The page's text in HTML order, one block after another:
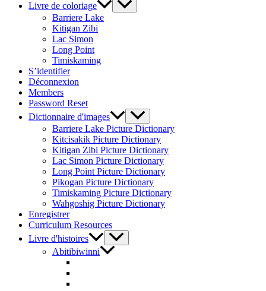
Livre de coloriage
Barriere Lake
Kitigan Zibi
Lac Simon
Long Point
Timiskaming
S’identifier
Déconnexion
Members
Password Reset
Dictionnaire d'images
Barriere Lake Picture Dictionary
Kitcisakik Picture Dictionary
Kitigan Zibi Picture Dictionary
Lac Simon Picture Dictionary
Long Point Picture Dictionary
Pikogan Picture Dictionary
Timiskaming Picture Dictionary
Wahgoshig Picture Dictionary
Enregistrer
Curriculum Resources
Livre d'histoires
Abitibiwinni